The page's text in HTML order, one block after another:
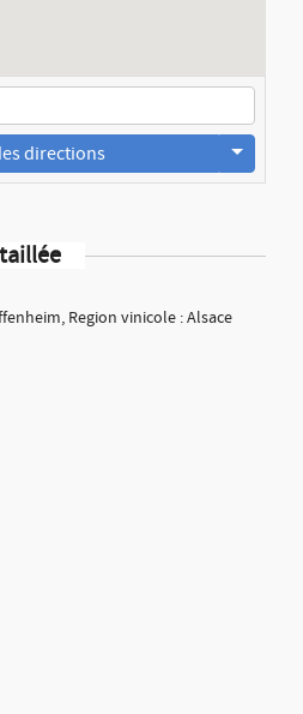
directions
Region vinicole : Alsace